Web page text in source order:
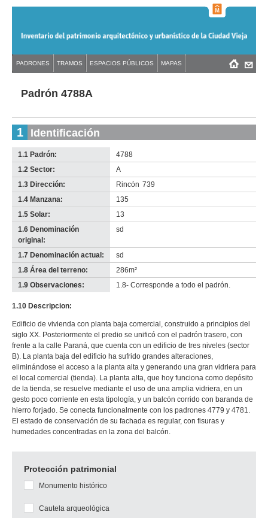
navigation
Back
topPadrón 4788A
1 Identificación
1.1 Padrón:
4788
1.2 Sector:
A
1.3 Dirección:
Rincón 739
1.4 Manzana:
135
1.5 Solar:
13
1.6 Denominación
original:
sd
1.7 Denominación actual:
sd
1.8 Área del terreno:
286m²
1.9 Observaciones:
1.8- Corresponde a todo el padrón.
1.10 Descripcion:
Edificio de vivienda con planta baja comercial, construido a principios del
siglo XX. Posteriormente el predio se unificó con el padrón trasero, con
frente a la calle Paraná, que cuenta con un edificio de tres niveles (sector
B). La planta baja del edificio ha sufrido grandes alteraciones,
eliminándose el acceso a la planta alta y generando una gran vidriera para
el local comercial (tienda). La planta alta, que hoy funciona como depósito
de la tienda, se resuelve mediante el uso de una amplia vidriera, en un
gesto poco corriente en esta tipología, y un balcón corrido con baranda de
hierro forjado. Se conecta funcionalmente con los padrones 4779 y 4781.
El estado de conservación de su fachada es regular, con fisuras y
humedades concentradas en la zona del balcón.
Protección patrimonial
Monumento histórico
Cautela arqueológica
Back
to Menú
PADRONES TRAMOS ESPACIOS PÚBLICOS MAPAS